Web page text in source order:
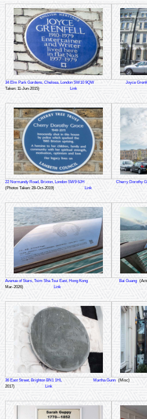
34 Elm Park Gardens, Chelsea, London SW10 9QW Joyce
Taken: 11-Jun-2015)
Link
22 Normandy Road, Brixton, London SW9 6JH Cherry Dorothy
(Photos Taken: 28-Oct-2019)
Link
Avenue of Stars, Tsim Sha Tsui East, Hong Kong Bai Guang
Mar-2026)
Link
36 East Street, Brighton BN1 1HL Martha Gunn (Misc)
2017)
Link